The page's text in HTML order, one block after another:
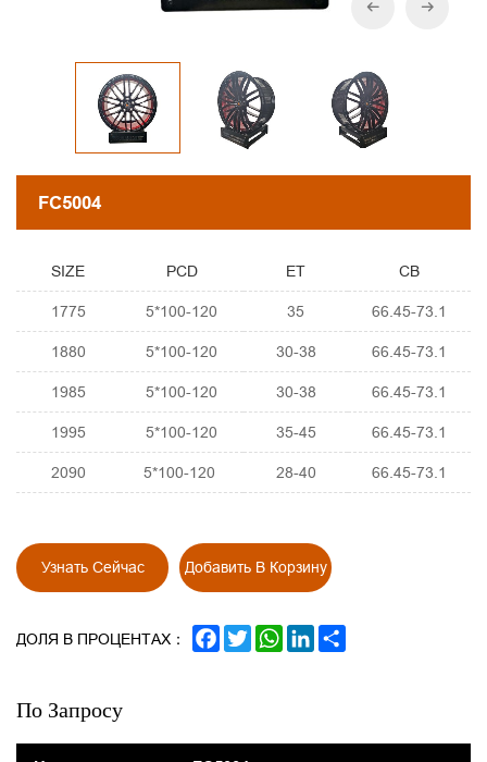
FC5004
SIZE PCD ET
CB
1775
5*100-120 35
66.45-73.1
1880
5*100-120 30-38
66.45-73.1
1985
5*100-120 30-38
66.45-73.1
1995
5*100-120 35-45
66.45-73.1
2090
5*100-120 28-40 66.45-73.1
Узнать Сейчас Добавить В Корзину
ДОЛЯ В ПРОЦЕНТАХ： FACEBOOK
TWITTERWHATSAPP
LINKEDIN
По Запросу